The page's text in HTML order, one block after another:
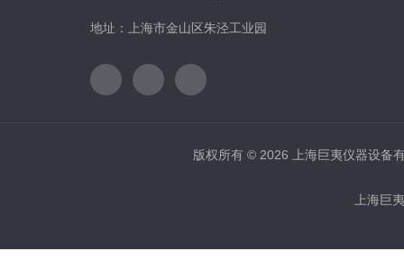
地址：上海市金山区朱泾工业园
版权所有 © 2026 上海巨夷仪器设
上海巨